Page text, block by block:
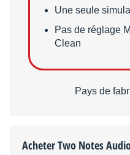
Une seule
Pas de réglage
Clean
Pays de
Acheter Two Notes